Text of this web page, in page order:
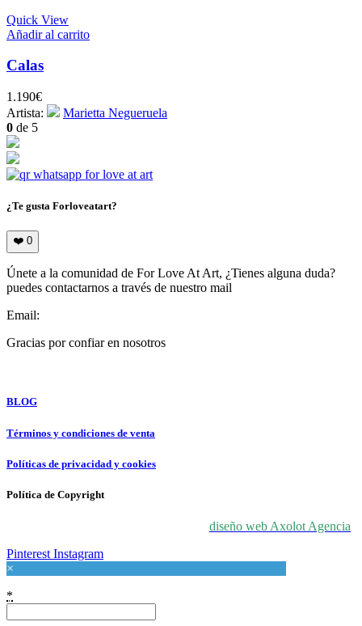
Quick View
Añadir al carrito
Calas
1.190€
Artista:
Marietta Negueruela
0 de 5
¿Te gusta Forloveatart?
❤️ 0
Únete a la comunidad de For Love At Art, ¿Tienes alguna duda?
puedes contactarnos a través de nuestro mail
Email:
Gracias por confiar en nosotros
BLOG
Términos y condiciones de venta
Políticas de privacidad y cookies
Política de Copyright
diseño web Axolot Agencia
Pinterest Instagram
×
*